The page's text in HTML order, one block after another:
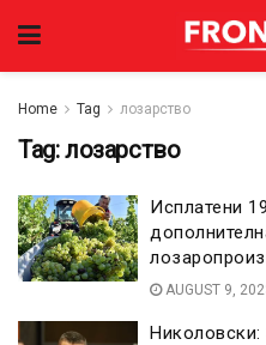
Home Tag лозарство
Tag:лозарство
Исплатени
AUGUST 9,
Николовски: